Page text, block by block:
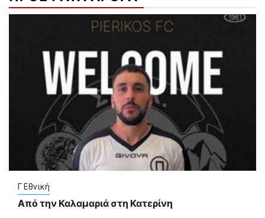
Γ Εθνική
Από την Καλαμαριά στη Κατερίνη